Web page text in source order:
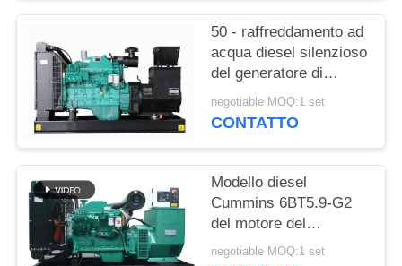
50 - raffreddamento ad
acqua diesel silenzioso
del generatore di
1250kva Cummins con
l'alternatore di
negotiable MOQ:1 set
CONTATTO
Modello diesel
Cummins 6BT5.9-G2
del motore del
generatore di
negotiable MOQ:1 set